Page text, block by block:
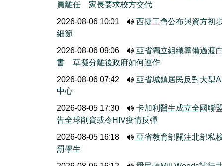
員離任 家長要求校方交代
2026-08-06 10:01
西捷工會公布與資方初
細節
2026-08-06 09:06
亞省獨立組織籌備過渡
書 草擬分離後政府如何運作
2026-08-06 07:42
亞省城鎮居民反對大型
中心
2026-08-05 17:30
卡加利醫生成立全國聯
告全球削資或令HIV疫情反彈
2026-08-05 16:18
亞省教育部關注北部私
罰學生